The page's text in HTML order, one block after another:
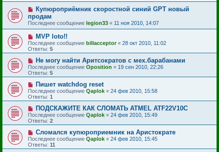
Купюроприёмник скоростной синий GPT новый
продам
Последнее сообщение legion33 « 11 ноя 2010, 14:07
MVP loto!!
Последнее сообщение billacceptor« 28 окт 2010, 11:02
Ответы: 5
Не могу найти Аритсократов с мех.барабанами
Последнее сообщение Oposition « 19 сен 2010, 22:26
Ответы: 5
Пишет watchdog reset
Последнее сообщение Qaplok « 24 фев 2010, 15:58
Ответы: 1
ПОДСКАЖИТЕ КАК СЛОМАТЬ ATMEL ATF22V10C
Последнее сообщение Qaplok « 24 фев 2010, 15:49
Ответы: 2
Сломался купюроприемник на Аристократе
Последнее сообщение Qaplok « 24 фев 2010, 15:45
Ответы: 11